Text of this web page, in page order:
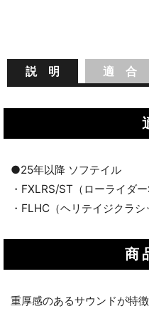
説 明 適 合
●25年以降 ソフテイル
・FXLRS/ST（ローライダー
・FLHC（ヘリテイジクラシ
商
重厚感のあるサウンドが特